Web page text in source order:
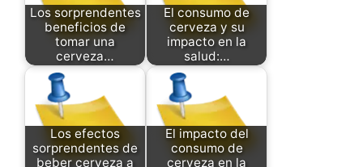
Los sorprendentes
beneficios de
tomar una
cerveza…
El consumo de
cerveza y su
impacto en la
salud:…
Los efectos
sorprendentes de
beber cerveza a
El impacto del
consumo de
cerveza en la